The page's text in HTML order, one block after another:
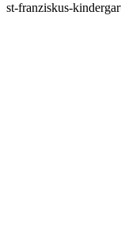
st-franziskus-